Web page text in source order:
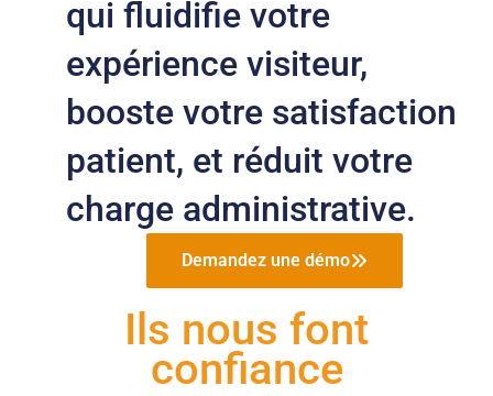
qui fluidifie votre
expérience visiteur,
booste votre satisfaction
patient, et réduit votre
charge administrative.
Demandez une démo
Ils nous font
confiance